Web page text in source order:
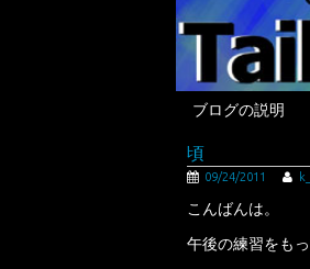
ブログの説明
頃
09/24/2011
こんばんは。
午後の練習をも